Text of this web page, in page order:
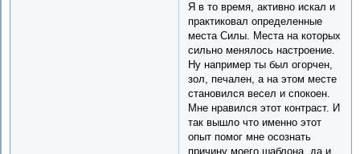
Я в то время, активно искал и
практиковал определенные
места Силы. Места на которых
сильно менялось настроение.
Ну например ты был огорчен,
зол, печален, а на этом месте
становился весел и спокоен.
Мне нравился этот контраст. И
так вышло что именно этот
опыт помог мне осознать
причину моего шаблона, да и